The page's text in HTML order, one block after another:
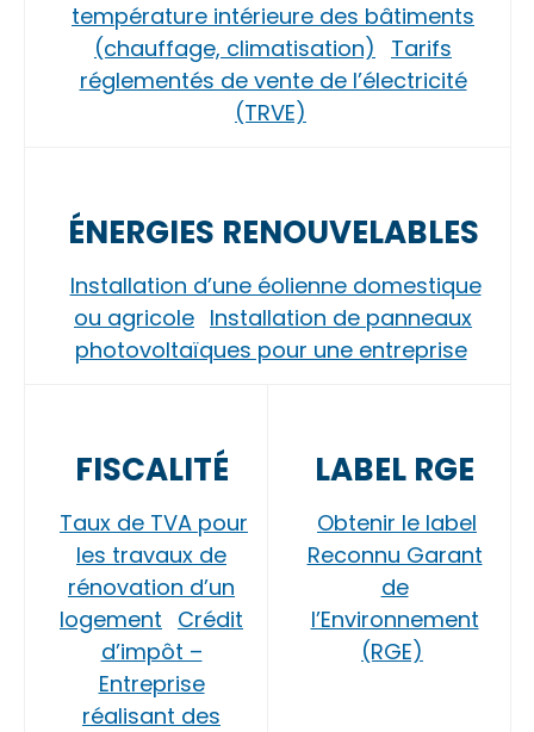
température intérieure des bâtiments
(chauffage, climatisation)
Tarifs
réglementés de vente de l’électricité
(TRVE)
ÉNERGIES RENOUVELABLES
Installation d’une éolienne domestique
ou agricole Installation de panneaux
photovoltaïques pour une entreprise
FISCALITÉ
Taux de TVA pour
les travaux de
rénovation d’un
logement Crédit
d’impôt –
Entreprise
réalisant des
LABEL RGE
Obtenir le label
Reconnu Garant
de
l’Environnement
(RGE)